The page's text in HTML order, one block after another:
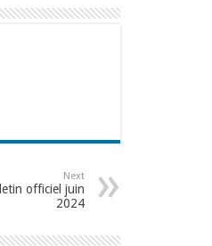
Next
officiel juin
2024